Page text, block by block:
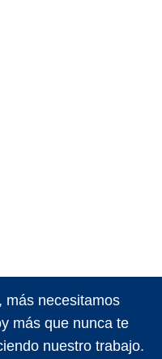
más necesitamos
más que nunca te
nuestro trabajo.